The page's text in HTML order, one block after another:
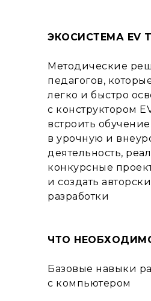
ЭКОСИСТЕМА EV
Методические
педагогов,
легко и быстро
с конструктором
встроить обучение
в урочную и
деятельность,
конкурсные
и создать
разработки
ЧТО
Базовые навыки
с компьютером